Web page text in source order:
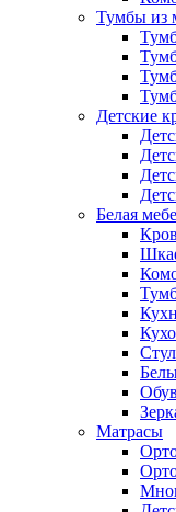
Тумбы из
Детские
Белая
Матрасы